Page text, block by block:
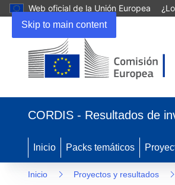
Skip to main content
Web oficial de la Unión Europea
en
nueva
ventana)
CORDIS - Resultados de
Inicio Packs temáticos
Inicio Proyectos y resultados